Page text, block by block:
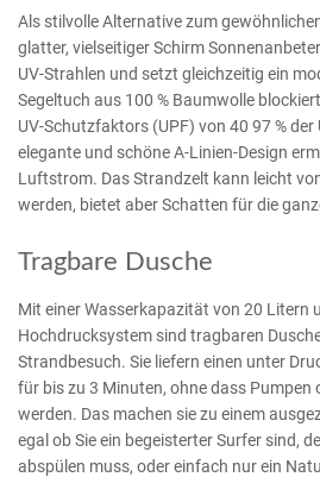
Als stilvolle Alternative zum
glatter, vielseitiger Schirm
UV-Strahlen und setzt gleichzeitig ein
Segeltuch aus 100 % Baumwolle
UV-Schutzfaktors (UPF) von 40 97 %
elegante und schöne A-Linien-Design
Luftstrom. Das Strandzelt kann leicht
werden, bietet aber Schatten für die
Tragbare Dusche
Mit einer Wasserkapazität von 20 Litern
Hochdrucksystem sind tragbaren
Strandbesuch. Sie liefern einen unter
für bis zu 3 Minuten, ohne dass Pumpen
werden. Das machen sie zu einem
egal ob Sie ein begeisterter Surfer sind,
abspülen muss, oder einfach nur ein